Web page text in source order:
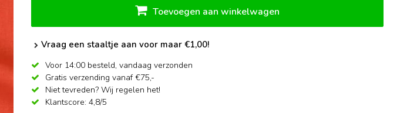
Toevoegen aan winkelwagen
Vraag een staaltje aan voor maar €1,00!
Voor 14:00 besteld, vandaag verzonden
Gratis verzending vanaf €75,-
Niet tevreden? Wij regelen het!
Klantscore: 4,8/5